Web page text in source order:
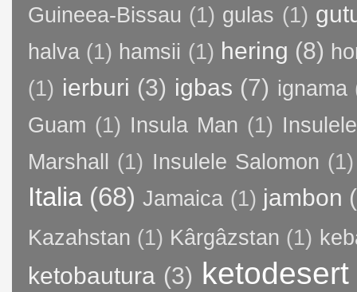
Guineea-Bissau (1) gulas (1)
halva (1) hamsii (1) hering (8)
(1) ierburi (3) igbas (7) ignama
Guam (1) Insula Man (1)
Marshall
(1) Insulele Salomon (1)
Italia (68) Jamaica (1) jambon
Kazahstan (1) Kârgâzstan (1)
ketobautura (3) ketodesert